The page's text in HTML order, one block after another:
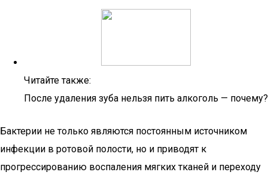
Читайте также:
После удаления зуба нельзя пить алкоголь — почему?
Бактерии не только являются постоянным источником
инфекции в ротовой полости, но и приводят к
прогрессированию воспаления мягких тканей и переходу